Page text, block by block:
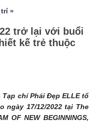
trí»
trở lại với buổi
kế trẻ thuộc
Tạp chí Phái Đẹp ELLE tổ
17/12/2022 tại The
OF NEW BEGINNINGS,